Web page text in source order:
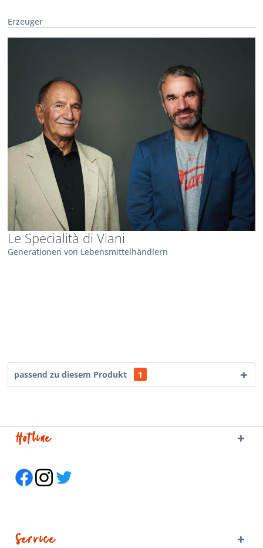
Erzeuger
Le Specialità di Viani
Generationen von Lebensmittelhändlern
passend zu diesem Produkt 1
Hotline
Service